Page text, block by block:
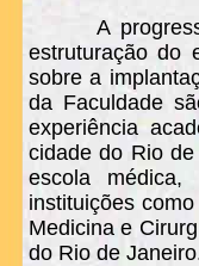
A
estruturação do
sobre a
da Faculdade
experiência
cidade do Rio
escola
instituições
Medicina e
do Rio de